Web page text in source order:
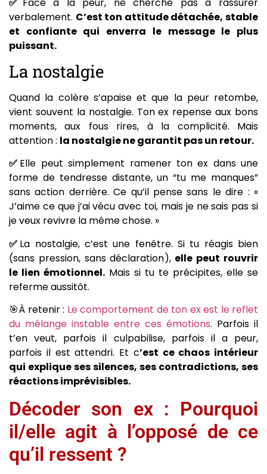
verbalement. C’est ton attitude détachée, stable
et confiante qui enverra le message le plus
puissant.
La nostalgie
Quand la colère s’apaise et que la peur retombe,
vient souvent la nostalgie. Ton ex repense aux bons
moments, aux fous rires, à la complicité. Mais
attention : la nostalgie ne garantit pas un retour.
✅ Elle peut simplement ramener ton ex dans une
forme de tendresse distante, un “tu me manques”
sans action derrière. Ce qu’il pense sans le dire : «
J’aime ce que j’ai vécu avec toi, mais je ne sais pas si
je veux revivre la même chose. »
✅ La nostalgie, c’est une fenêtre. Si tu réagis bien
(sans pression, sans déclaration), elle peut rouvrir
le lien émotionnel. Mais si tu te précipites, elle se
referme aussitôt.
🎯À retenir : Le comportement de ton ex est le reflet
du mélange instable entre ces émotions. Parfois il
t’en veut, parfois il culpabilise, parfois il a peur,
parfois il est attendri. Et c’est ce chaos intérieur
qui explique ses silences, ses contradictions, ses
réactions imprévisibles.
Décoder son ex : Pourquoi
il/elle agit à l’opposé de ce
qu’il ressent ?